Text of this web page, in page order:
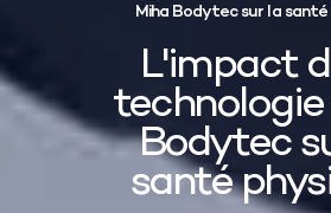
Miha Bodytec sur la santé
L'impact
Bodytec
santé